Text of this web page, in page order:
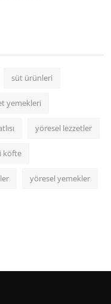
süt ürünleri
yemekleri
yöresel lezzetler
köfte
yöresel yemekler